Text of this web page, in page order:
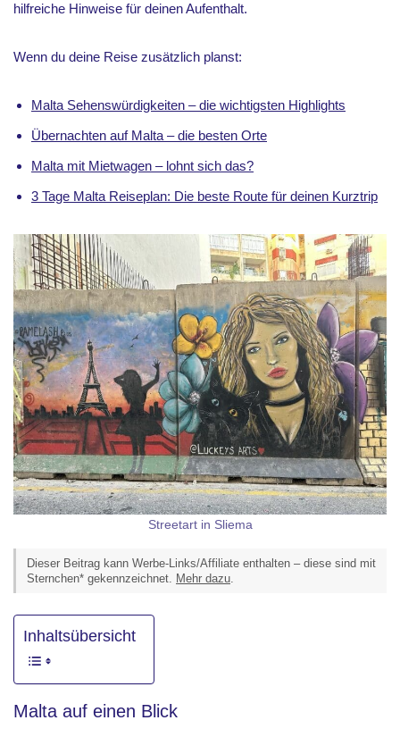
hilfreiche Hinweise für deinen Aufenthalt.
Wenn du deine Reise zusätzlich planst:
Malta Sehenswürdigkeiten – die wichtigsten Highlights
Übernachten auf Malta – die besten Orte
Malta mit Mietwagen – lohnt sich das?
3 Tage Malta Reiseplan: Die beste Route für deinen Kurztrip
Streetart in Sliema
Dieser Beitrag kann Werbe-Links/Affiliate enthalten – diese sind mit
Sternchen* gekennzeichnet. Mehr dazu.
Inhaltsübersicht
Malta auf einen Blick